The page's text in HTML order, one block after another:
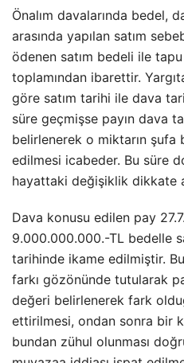
Önalım davalarında bedel,
arasında yapılan satım
ödenen satım bedeli ile
toplamından ibarettir.
göre satım tarihi ile dava
süre geçmişse payın dava
belirlenerek o miktarın şufa
edilmesi icabeder. Bu süre
hayattaki değişiklik dikkate
Dava konusu edilen pay
9.000.000.000.-TL bedelle
tarihinde ikame edilmiştir.
farkı gözönünde tutularak
değeri belirlenerek fark
ettirilmesi, ondan sonra bir
bundan zühul olunması